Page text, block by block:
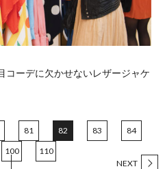
コーデに欠かせないレザージャケ
81 82 83
84
100
110
NEXT